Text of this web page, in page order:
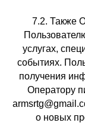
7.2. Также
услугах,
событиях.
получения
Оператору
о новых